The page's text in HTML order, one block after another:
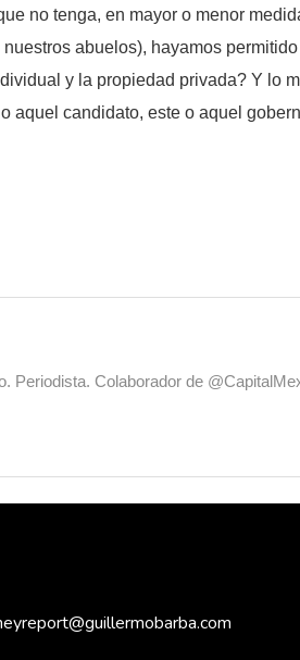
no tenga, en mayor o menor
abuelos), hayamos
y la propiedad privada? Y lo
aquel candidato, este o aquel
Periodista. Colaborador de